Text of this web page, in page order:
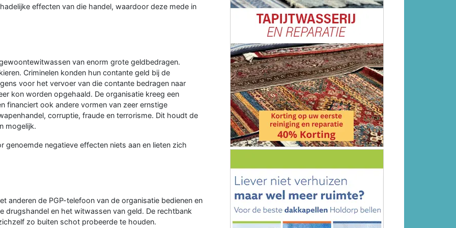
effecten van die handel, waardoor deze mede in
van enorm grote geldbedragen.
Criminelen konden hun contante geld bij de
voor het vervoer van die contante bedragen naar
kon worden opgehaald. De organisatie kreeg een
financiert ook andere vormen van zeer ernstige
corruptie, fraude en terrorisme. Dit houdt de
mogelijk.
genoemde negatieve effecten niets aan en lieten zich
anderen de PGP-telefoon van de organisatie bedienen en
drugshandel en het witwassen van geld. De rechtbank
zo buiten schot probeerde te houden.